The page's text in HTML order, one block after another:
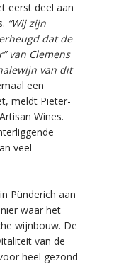
eerst deel aan
“Wij zijn
dat de
van Clemens
van dit
een
meldt Pieter-
Wines.
veel
Pünderich aan
waar het
wijnbouw. De
van de
heel gezond